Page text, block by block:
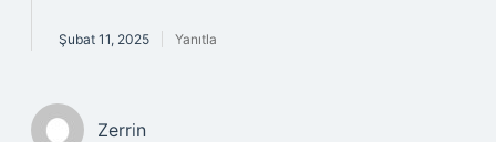
Şubat 11, 2025 Yanıtla
Zerrin